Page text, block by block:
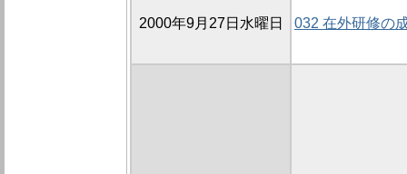
2000年9月27日水曜日 032 在外研修の